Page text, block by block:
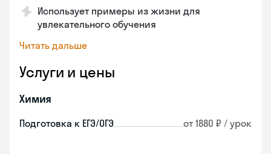
Использует примеры из жизни для
увлекательного обучения
Читать дальше
Услуги и цены
Химия
Подготовка к ЕГЭ/ОГЭ от 1880 ₽ / урок